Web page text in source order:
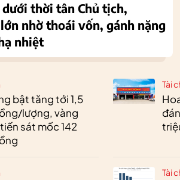
bật tăng tới 1,5
lượng, vàng
sát mốc 142
Tài
Tài
thời tân Chủ tịch,
nhờ thoái vốn, gánh nặng
nhiệt